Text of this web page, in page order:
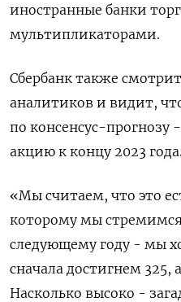
иностранные банки
мультипликаторами.
Сбербанк также
аналитиков и видит,
по консенсус-прогнозу
акцию к концу 2023 года.
«Мы считаем, что это
которому мы стремимся
следующему году - мы
сначала достигнем
Насколько высоко -